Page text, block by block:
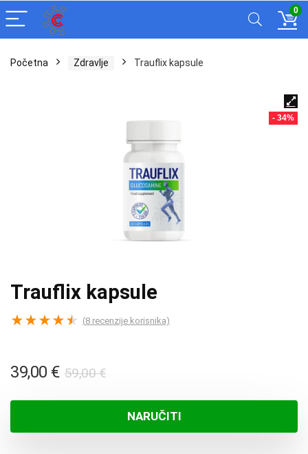
0
Početna Zdravlje Trauflix kapsule
- 34%
Trauflix kapsule
★★★★★ (8 recenzije korisnika)
59,00€Izvorna
bila
je:
39,00 €
Trenutna
39,00 €.
NARUČITI